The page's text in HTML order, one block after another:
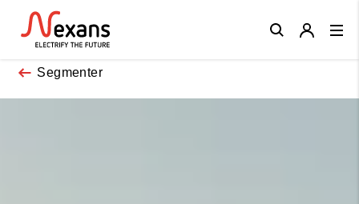
Segmenter
Close